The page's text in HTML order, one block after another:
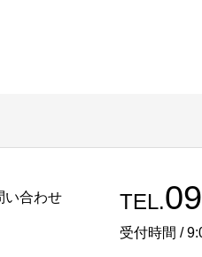
い合わせ
TEL.
受付時間 /